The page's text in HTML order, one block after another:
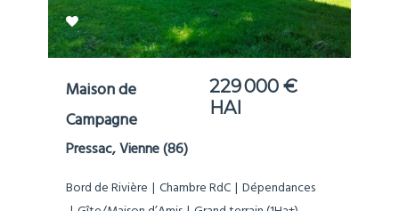
Maison de
Campagne
229 000 €
HAI
Pressac, Vienne (86)
Bord de Rivière Chambre RdC Dépendances